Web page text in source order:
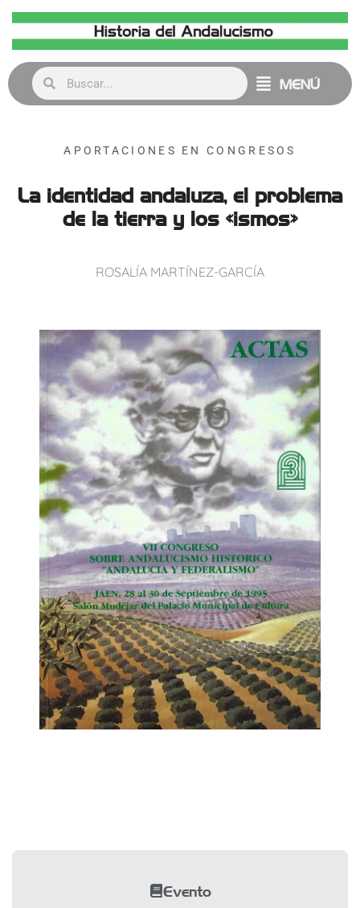
MENÚ
APORTACIONES EN CONGRESOS
La identidad andaluza, el problema
de la tierra y los «ismos»
ROSALÍA MARTÍNEZ-GARCÍA
Evento